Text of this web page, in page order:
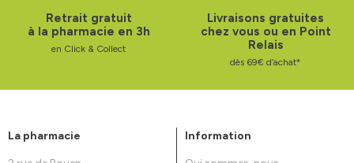
Retrait gratuit
à la pharmacie en 3h
en Click & Collect
Livraisons gratuites
chez vous ou en Point
Relais
dès 69€ d’achat*
La pharmacie Information